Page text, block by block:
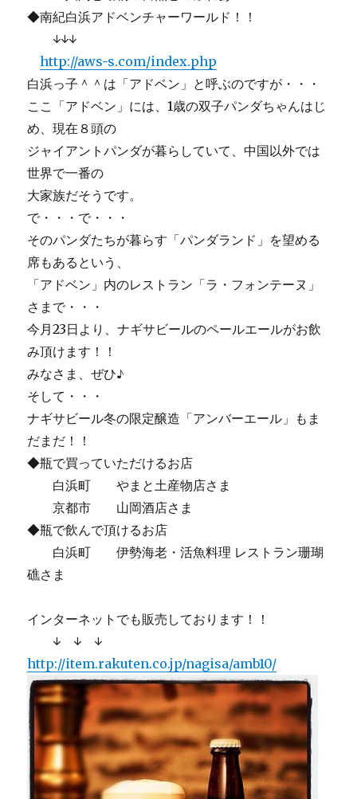
◆南紀白浜アドベンチャーワールド！！
↓↓↓
http://aws-s.com/index.php
白浜っ子＾＾は「アドベン」と呼ぶのですが・・・
ここ「アドベン」には、1歳の双子パンダちゃんはじ
め、現在８頭の
ジャイアントパンダが暮らしていて、中国以外では
世界で一番の
大家族だそうです。
で・・・で・・・
そのパンダたちが暮らす「パンダランド」を望める
席もあるという、
「アドベン」内のレストラン「ラ・フォンテーヌ」
さまで・・・
今月23日より、ナギサビールのペールエールがお飲
み頂けます！！
みなさま、ぜひ♪
そして・・・
ナギサビール冬の限定醸造「アンバーエール」もま
だまだ！！
◆瓶で買っていただけるお店
白浜町 やまと土産物店さま
京都市 山岡酒店さま
◆瓶で飲んで頂けるお店
白浜町 伊勢海老・活魚料理 レストラン珊瑚
礁さま
インターネットでも販売しております！！
↓ ↓ ↓
http://item.rakuten.co.jp/nagisa/amb10/